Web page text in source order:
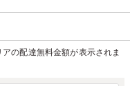
の配達無料金額が表示されま